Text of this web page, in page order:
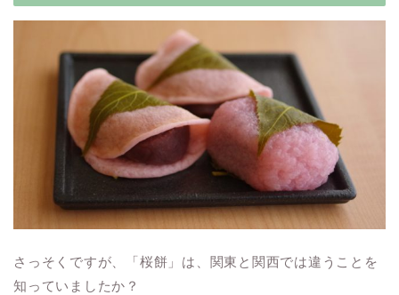
さっそくですが、「桜餅」は、関東と関西では違うことを
知っていましたか？